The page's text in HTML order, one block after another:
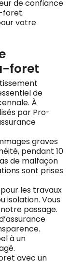
de confiance
foret.
votre
foret
de
À
par Pro-
graves
pendant 10
de malfaçon
sont prises
les travaux
isolation. Vous
passage.
à un
avec un